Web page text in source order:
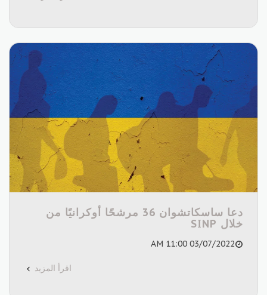
دعا ساسكاتشوان 36 مرشحًا أوكرانيًا من
خلال SINP
03/07/2022 11:00 AM
اقرأ المزيد